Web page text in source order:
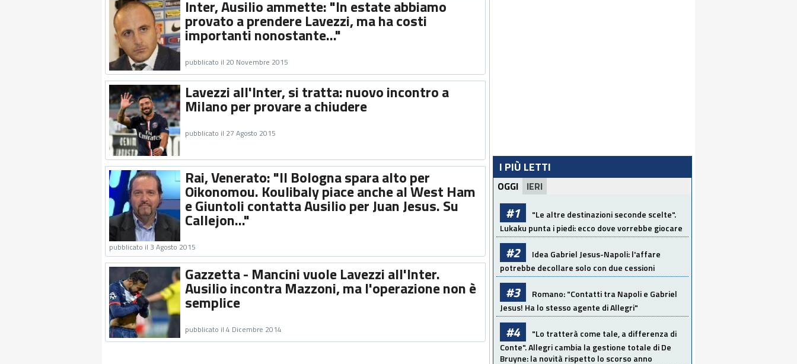
Inter, Ausilio ammette: "In estate abbiamo
provato a prendere Lavezzi, ma ha costi
importanti nonostante..."
pubblicato il 20 Novembre 2015
Lavezzi all'Inter, si tratta: nuovo incontro a
Milano per provare a chiudere
pubblicato il 27 Agosto 2015
Rai, Venerato: "Il Bologna spara alto per
Oikonomou. Koulibaly piace anche al West Ham
e Giuntoli contatta Ausilio per Juan Jesus. Su
Callejon..."
pubblicato il 3 Agosto 2015
Gazzetta - Mancini vuole Lavezzi all'Inter.
Ausilio incontra Mazzoni, ma l'operazione non è
semplice
pubblicato il 4 Dicembre 2014
I PIÙ LETTI
OGGI IERI
#1 "Le altre destinazioni seconde scelte".
Lukaku punta i piedi: ecco dove vorrebbe giocare
#2 Idea Gabriel Jesus-Napoli: l'affare
potrebbe decollare solo con due cessioni
#3 Romano: "Contatti tra Napoli e Gabriel
Jesus! Ha lo stesso agente di Allegri"
#4 "Lo tratterà come tale, a differenza di
Conte". Allegri cambia la gestione totale di De
Bruyne: la novità rispetto lo scorso anno